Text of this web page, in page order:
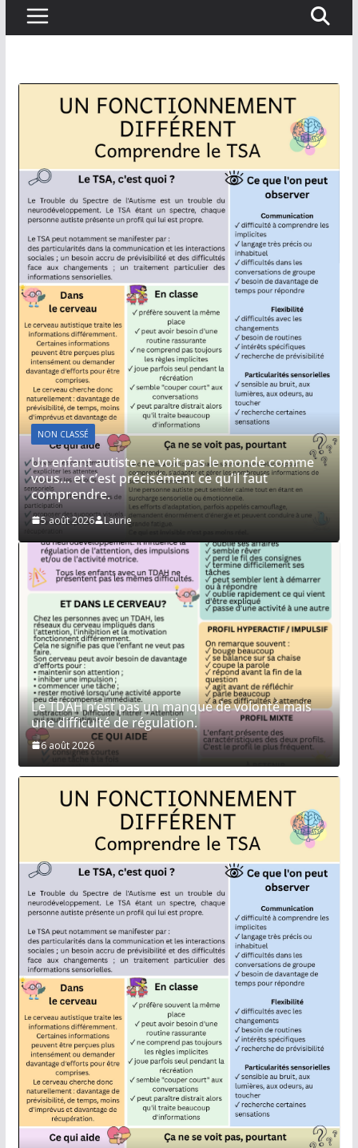
NON CLASSÉ
Un enfant autiste ne voit pas le monde comme
vous… et c’est précisément ce qu’il faut
comprendre.
5 août 2026 Laurie
Le TDAH n’est pas un manque de volonté mais
une difficulté de régulation.
6 août 2026